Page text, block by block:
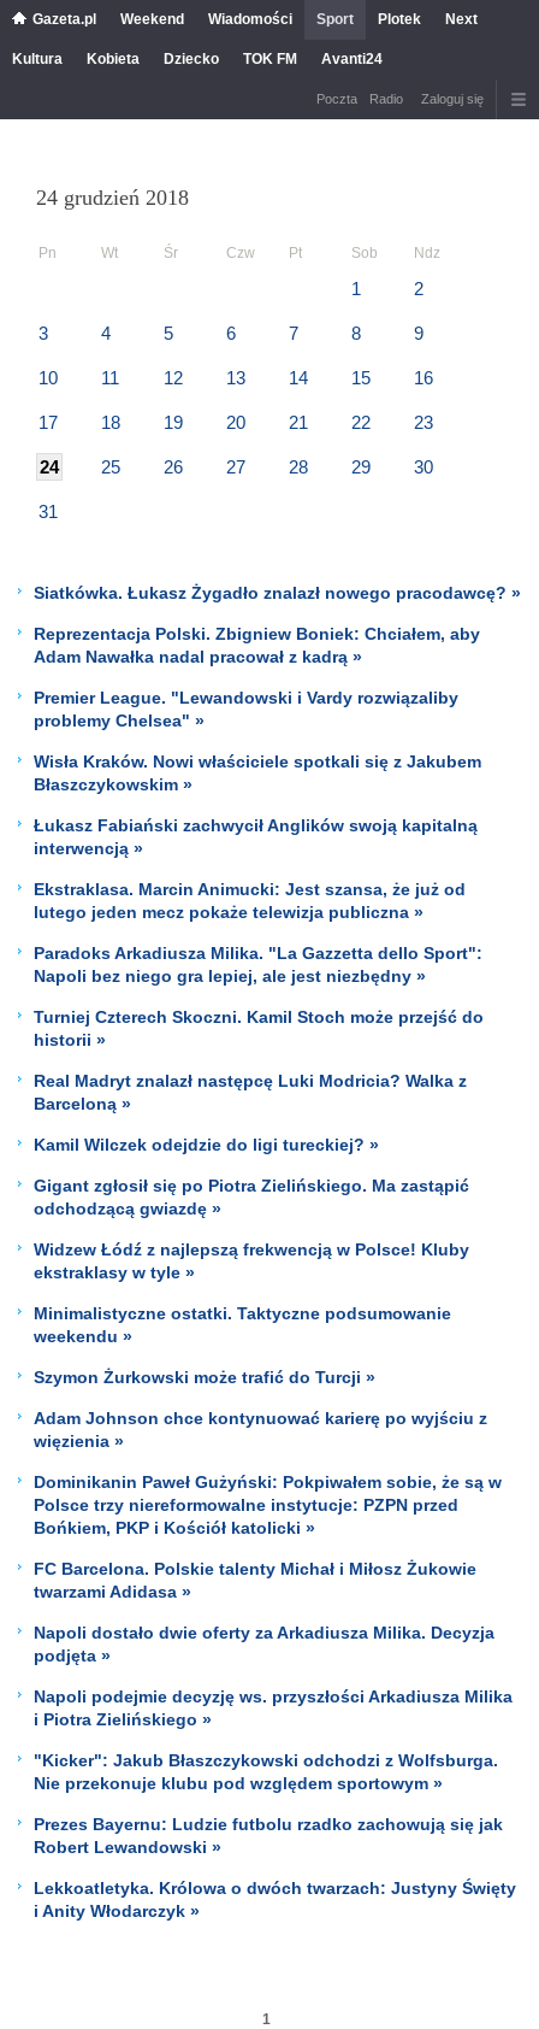
Gazeta.pl Weekend Wiadomości Sport Plotek Next
Kultura Kobieta Dziecko TOK FM Avanti24
Poczta Radio Zaloguj się
24 grudzień 2018
Pn Wt Śr Czw Pt Sob Ndz
1 2
3 4 5 6 7 8 9
10 11 12 13 14 15 16
17 18 19 20 21 22 23
24 25 26 27 28 29 30
31
Siatkówka. Łukasz Żygadło znalazł nowego pracodawcę? »
Reprezentacja Polski. Zbigniew Boniek: Chciałem, aby
Adam Nawałka nadal pracował z kadrą »
Premier League. "Lewandowski i Vardy rozwiązaliby
problemy Chelsea" »
Wisła Kraków. Nowi właściciele spotkali się z Jakubem
Błaszczykowskim »
Łukasz Fabiański zachwycił Anglików swoją kapitalną
interwencją »
Ekstraklasa. Marcin Animucki: Jest szansa, że już od
lutego jeden mecz pokaże telewizja publiczna »
Paradoks Arkadiusza Milika. "La Gazzetta dello Sport":
Napoli bez niego gra lepiej, ale jest niezbędny »
Turniej Czterech Skoczni. Kamil Stoch może przejść do
historii »
Real Madryt znalazł następcę Luki Modricia? Walka z
Barceloną »
Kamil Wilczek odejdzie do ligi tureckiej? »
Gigant zgłosił się po Piotra Zielińskiego. Ma zastąpić
odchodzącą gwiazdę »
Widzew Łódź z najlepszą frekwencją w Polsce! Kluby
ekstraklasy w tyle »
Minimalistyczne ostatki. Taktyczne podsumowanie
weekendu »
Szymon Żurkowski może trafić do Turcji »
Adam Johnson chce kontynuować karierę po wyjściu z
więzienia »
Dominikanin Paweł Gużyński: Pokpiwałem sobie, że są w
Polsce trzy niereformowalne instytucje: PZPN przed
Bońkiem, PKP i Kościół katolicki »
FC Barcelona. Polskie talenty Michał i Miłosz Żukowie
twarzami Adidasa »
Napoli dostało dwie oferty za Arkadiusza Milika. Decyzja
podjęta »
Napoli podejmie decyzję ws. przyszłości Arkadiusza Milika
i Piotra Zielińskiego »
"Kicker": Jakub Błaszczykowski odchodzi z Wolfsburga.
Nie przekonuje klubu pod względem sportowym »
Prezes Bayernu: Ludzie futbolu rzadko zachowują się jak
Robert Lewandowski »
Lekkoatletyka. Królowa o dwóch twarzach: Justyny Święty
i Anity Włodarczyk »
1